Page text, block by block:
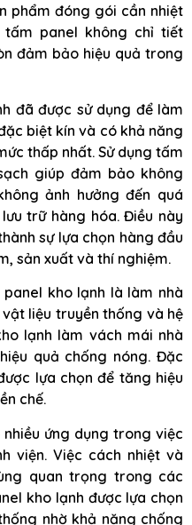
phẩm đóng gói cần nhiệt
tấm panel không chỉ tiết
đảm bảo hiệu quả trong
đã được sử dụng để làm
biệt kín và có khả năng
thấp nhất. Sử dụng tấm
giúp đảm bảo không
ảnh hưởng đến quá
trữ hàng hóa. Điều này
sự lựa chọn hàng đầu
sản xuất và thí nghiệm.
kho lạnh là làm nhà
liệu truyền thống và hệ
lạnh làm vách mái nhà
quả chống nóng. Đặc
lựa chọn để tăng hiệu
chế.
ứng dụng trong việc
viện. Việc cách nhiệt và
quan trọng trong các
kho lạnh được lựa chọn
nhờ khả năng chống